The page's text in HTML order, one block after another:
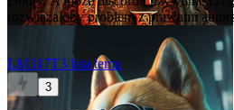
rozwiązałoby problem z prawami
LM317T3 lata temu
3